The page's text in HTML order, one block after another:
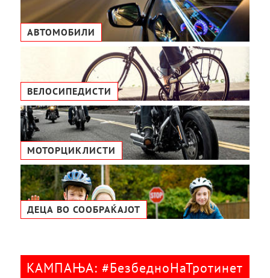
АВТОМОБИЛИ
ВЕЛОСИПЕДИСТИ
МОТОРЦИКЛИСТИ
ДЕЦА ВО СООБРАЌАЈОТ
КАМПАЊА: #БезбедноНаТротинет